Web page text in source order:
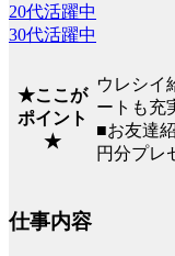
20代活躍中
30代活躍中
★ここが
ポイント
★
ウレシイ
ートも充
■お友達
円分プレ
仕事内容